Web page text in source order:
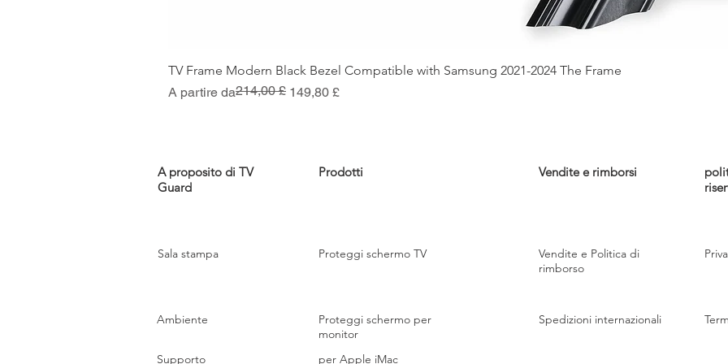
Vista rapida
TV Frame Modern Black Bezel Compatible with Samsung 2021-2024 The Frame
A partire da
Prezzo regolare214,00 £ 149,80 £
Prezzo scontato
A proposito di TV
Guard
Prodotti
Sala stampa
Ambiente
Supporto
Proteggi schermo TV
Proteggi schermo per
monitor
per Apple iMac
Vendite e rimborsi
Vendite e Politica di
rimborso
Spedizioni internazionali